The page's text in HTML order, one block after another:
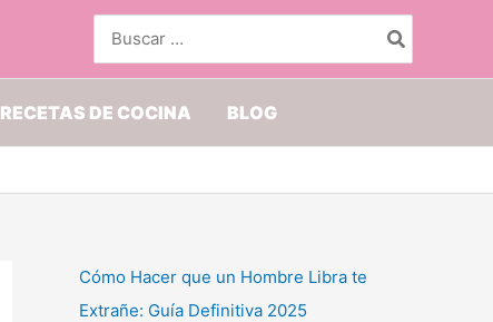
por:
RECETAS DE COCINA BLOG
Cómo Hacer que un Hombre Libra te
Extrañe: Guía Definitiva 2025